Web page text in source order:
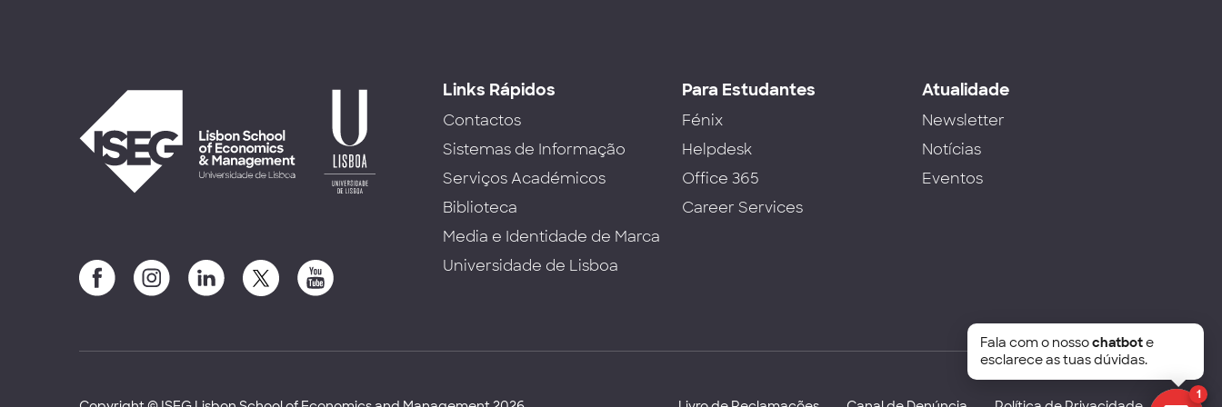
Links Rápidos
Contactos
Sistemas de Informação
Serviços Académicos
Biblioteca
Media e Identidade de Marca
Universidade de Lisboa
Para Estudantes
Fénix
Helpdesk
Office 365
Career Services
Atualidade
Newsletter
Notícias
Eventos
1
Fala com o nossochatbote
esclarece as tuas dúvidas.